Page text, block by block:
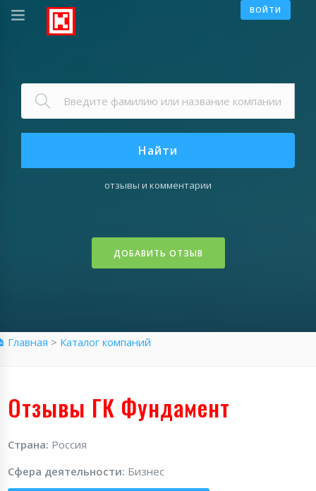
ВОЙТИ
Найти
отзывы и комментарии
ДОБАВИТЬ ОТЗЫВ
Главная > Каталог компаний
Отзывы ГК Фундамент
Страна: Россия
Сфера деятельности: Бизнес